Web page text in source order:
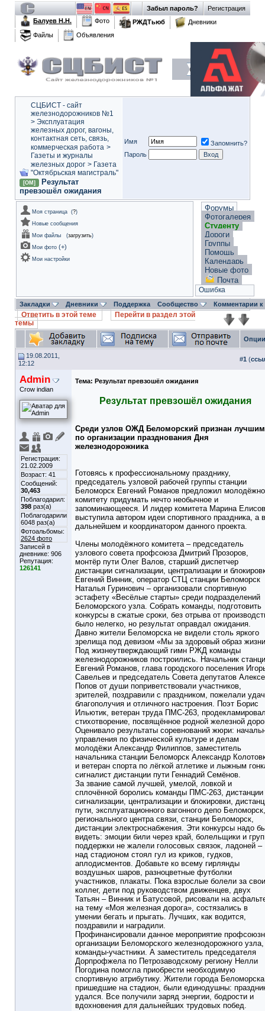
Регистрация
Забыл пароль?
Балуев Н.Н.
Фото РЖДТьюб
Дневники
Файлы
Объявления
СЦБИСТ - сайт
железнодорожников №1
> Эксплуатация
железных дорог, вагоны,
контактная сеть, связь,
коммерческая работа >
Газеты и журналы
железных дорог > Газета
"Октябрьская магистраль"
[ОМ]
Результат
превзошёл ожидания
Имя
Запомнить?
Пароль
Моя страница (?)
Новые сообщения
Мои файлы
(загрузить)
Мои фото (+)
Мои настройки
Форумы
Фотогалерея
Студенту
Дороги
Группы
Помощь
Календарь
Новые фото
Почта
Ошибка
Закладки Дневники Поддержка Сообщество Комментарии
Ответить в этой теме
Перейти в раздел этой
темы
19.08.2011,
12:12
#1 (
Admin
Crow indian
Регистрация:
21.02.2009
Возраст: 41
Сообщений:
30,463
Поблагодарил:
398 раз(а)
Поблагодарили
6048 раз(а)
Фотоальбомы:
2624 фото
Записей в
дневнике: 906
Репутация:
126141
Тема: Результат превзошёл ожидания
Результат превзошёл ожидания
Среди узлов ОЖД Беломорский признан лучшим
по организации празднования Дня
железнодорожника
Готовясь к профессиональному празднику,
председатель узловой рабочей группы станции
Беломорск Евгений Романов предложил
комитету придумать нечто необычное и
запоминающееся. И лидер комитета Марина
выступила автором идеи спортивного праздника, а в
дальнейшем и координатором данного проекта.
Члены молодёжного комитета – председатель
узлового совета профсоюза Дмитрий Прозоров,
монтёр пути Олег Валов, старший диспетчер
дистанции сигнализации, централизации и
Евгений Винник, оператор СТЦ станции Беломорск
Наталья Гуринович – организовали спортивную
эстафету «Весёлые старты» среди подразделений
Беломорского узла. Собрать команды, подготовить
конкурсы в сжатые сроки, без отрыва от
было нелегко, но результат оправдал ожидания.
Давно жители Беломорска не видели столь яркого
зрелища под девизом «Мы за здоровый образ
Под жизнеутверждающий гимн РЖД команды
железнодорожников построились. Начальник
Евгений Романов, глава городского поселения
Савельев и председатель Совета депутатов
Попов от души поприветствовали участников,
зрителей, поздравили с праздником, пожелали
благополучия и отличного настроения. Поэт Борис
Ильютик, ветеран труда ПМС-263,
стихотворение, посвящённое родной железной
Оценивало результаты соревнований жюри:
управления по физической культуре и делам
молодёжи Александр Филиппов, заместитель
начальника станции Беломорск Александр
и ветеран спорта по лёгкой атлетике и лыжным
сигналист дистанции пути Геннадий Семёнов.
За звание самой лучшей, умелой, ловкой и
сплочённой боролись команды ПМС-263, дистанции
сигнализации, централизации и блокировки,
пути, эксплуатационного вагонного депо Беломорск,
регионального центра связи, станции Беломорск,
дистанции электроснабжения. Эти конкурсы надо
видеть: эмоции били через край, болельщики и
поддержки не жалели голосовых связок, ладоней –
над стадионом стоял гул из криков, гудков,
аплодисментов. Добавьте ко всему гирлянды
воздушных шаров, разноцветные футболки
участников, плакаты. Пока взрослые болели за
коллег, дети под руководством движенцев, двух
Татьян – Винник и Батусовой, рисовали на
на тему «Моя железная дорога», состязались в
умении бегать и прыгать. Лучших, как водится,
поздравили и наградили.
Профинансировали данное мероприятие
организации Беломорского железнодорожного узла,
команды-участники. А заместитель председателя
Дорпрофжела по Петрозаводскому региону Нелли
Погодина помогла приобрести необходимую
спортивную атрибутику. Жители города
пришедшие на стадион, были единодушны:
удался. Все получили заряд энергии, бодрости и
вдохновения для дальнейших трудовых побед.